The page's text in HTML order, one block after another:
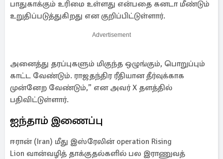
பாதுகாக்கும் உரிமை உள்ளது என்பதை கனடா மீண்டும்
உறுதிப்படுத்துகிறது என குறிப்பிட்டுள்ளார்.
Advertisement
அனைத்து தரப்புகளும் மிகுந்த ஒழுங்கும், பொறுப்பும்
காட்ட வேண்டும். ராஜதந்திர ரீதியான தீர்வுக்காக
முன்னேற வேண்டும்,” என அவர் X தளத்தில்
பதிவிட்டுள்ளார்.
ஐந்தாம் இணைப்பு
ஈரான் (Iran) மீது இஸ்ரேலின் operation Rising
Lion வான்வழித் தாக்குதல்களில் பல இராணுவத்